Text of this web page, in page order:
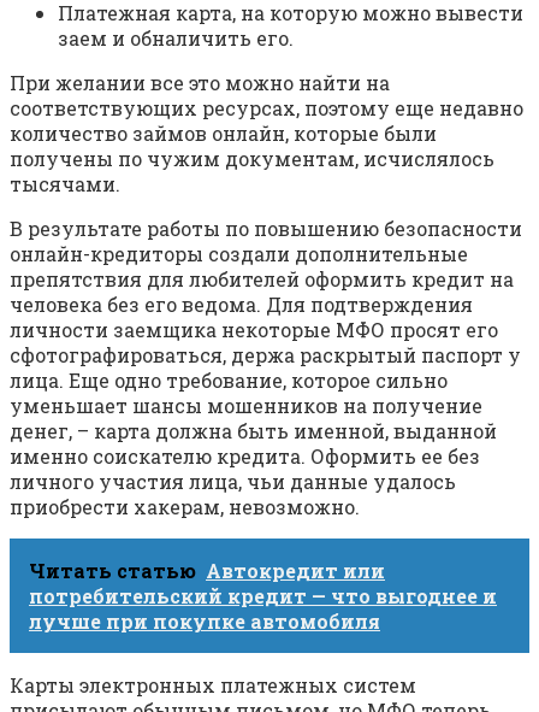
Платежная карта, на которую можно вывести
заем и обналичить его.
При желании все это можно найти на
соответствующих ресурсах, поэтому еще недавно
количество займов онлайн, которые были
получены по чужим документам, исчислялось
тысячами.
В результате работы по повышению безопасности
онлайн-кредиторы создали дополнительные
препятствия для любителей оформить кредит на
человека без его ведома. Для подтверждения
личности заемщика некоторые МФО просят его
сфотографироваться, держа раскрытый паспорт у
лица. Еще одно требование, которое сильно
уменьшает шансы мошенников на получение
денег, – карта должна быть именной, выданной
именно соискателю кредита. Оформить ее без
личного участия лица, чьи данные удалось
приобрести хакерам, невозможно.
Читать статью Автокредит или
потребительский кредит — что выгоднее и
лучше при покупке автомобиля
Карты электронных платежных систем